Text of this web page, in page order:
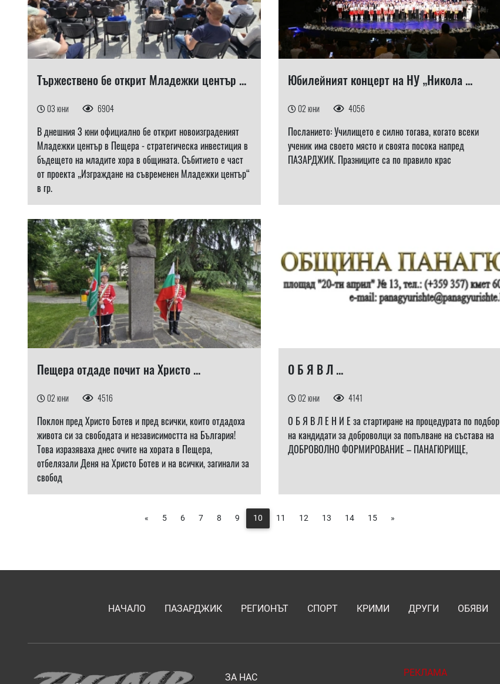
Тържествено бе открит Младежки център ...
03 юни 6904
В днешния 3 юни официално бе открит новоизграденият
Младежки център в Пещера - стратегическа инвестиция в
бъдещето на младите хора в общината. Събитието е част
от проекта „Изграждане на съвременен Младежки център“
в гр.
Юбилейният концерт на НУ „Никола ...
02 юни 4056
Посланието: Училището е силно тогава, когато всеки
ученик има своето място и своята посока напред
ПАЗАРДЖИК. Празниците са по правило крас
Пещера отдаде почит на Христо ...
02 юни 4516
Поклон пред Христо Ботев и пред всички, които отдадоха
живота си за свободата и независимостта на България!
Това изразяваха днес очите на хората в Пещера,
отбелязали Деня на Христо Ботев и на всички, загинали за
свобод
О Б Я В Л ...
02 юни 4141
О Б Я В Л Е Н И Е за стартиране на процедурата по подбор
на кандидати за доброволци за попълване на състава на
ДОБРОВОЛНО ФОРМИРОВАНИЕ – ПАНАГЮРИЩЕ,
« 5 6 7 8 9 10 11 12 13 14 15 »
НАЧАЛО ПАЗАРДЖИК РЕГИОНЪТ СПОРТ КРИМИ ДРУГИ ОБЯВИ
ЗА НАС РЕКЛАМА